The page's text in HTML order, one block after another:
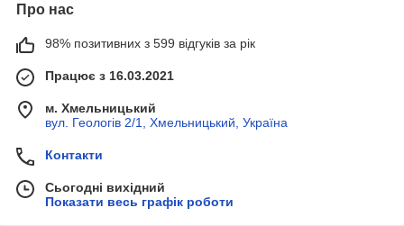
Про нас
98% позитивних з 599 відгуків за рік
Працює з 16.03.2021
м. Хмельницький
вул. Геологів 2/1, Хмельницький, Україна
Контакти
Сьогодні вихідний
Показати весь графік роботи